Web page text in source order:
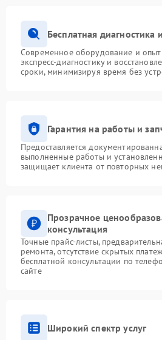
Бесплатная
Современное оборудование и опыт
экспресс-диагностику и
сроки, минимизируя время без
Гарантия на работы и
Предоставляется
выполненные работы и
защищает клиента от повторных
Прозрачное
консультация
Точные прайс-листы,
ремонта, отсутствие скрытых
бесплатной консультации по
сайте
Широкий спектр услуг